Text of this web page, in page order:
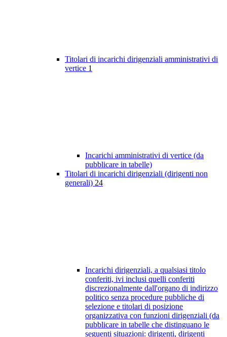
Titolari di incarichi dirigenziali amministrativi di
vertice 1
Incarichi amministrativi di vertice (da
pubblicare in tabelle)
Titolari di incarichi dirigenziali (dirigenti non
generali) 24
Incarichi dirigenziali, a qualsiasi titolo
conferiti, ivi inclusi quelli conferiti
discrezionalmente dall'organo di indirizzo
politico senza procedure pubbliche di
selezione e titolari di posizione
organizzativa con funzioni dirigenziali (da
pubblicare in tabelle che distinguano le
seguenti situazioni: dirigenti, dirigenti